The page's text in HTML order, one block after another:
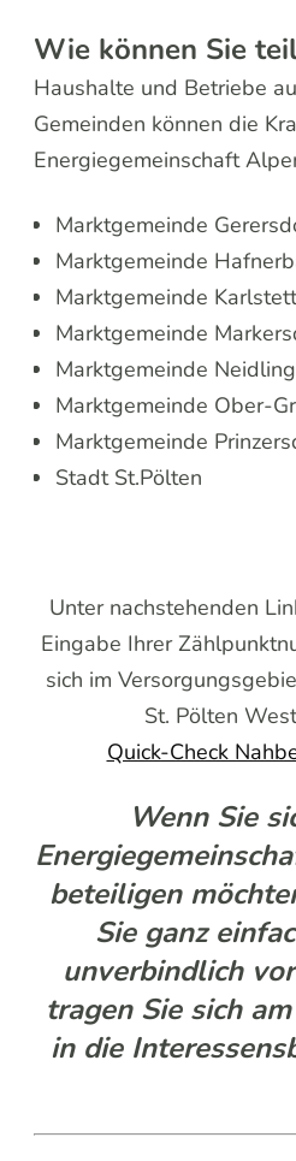
Wie können Sie
Haushalte und Betriebe
Gemeinden können die
Energiegemeinschaft
Marktgemeinde
Marktgemeinde
Marktgemeinde
Marktgemeinde
Marktgemeinde Neidling
Marktgemeinde Ober-
Marktgemeinde
Stadt St.Pölten
Unter nachstehenden
Eingabe Ihrer
sich im
St. Pölten
Quick-Check
Wenn Sie
beteiligen
Sie ganz
unverbindlich
tragen Sie sich
in die